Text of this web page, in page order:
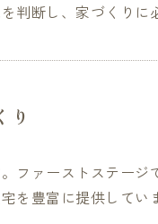
判断し、家づくりに
り
ファーストステー
を豊富に提供してい